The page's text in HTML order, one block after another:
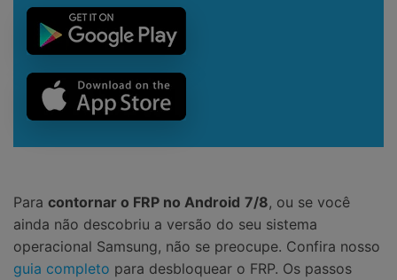
Para contornar o FRP no Android 7/8, ou se você
ainda não descobriu a versão do seu sistema
operacional Samsung, não se preocupe. Confira nosso
guia completo para desbloquear o FRP. Os passos